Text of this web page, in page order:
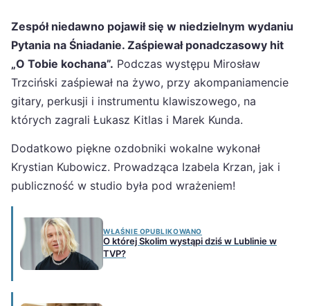
Zespół niedawno pojawił się w niedzielnym wydaniu
Pytania na Śniadanie. Zaśpiewał ponadczasowy hit
„O Tobie kochana”. Podczas występu Mirosław
Trzciński zaśpiewał na żywo, przy akompaniamencie
gitary, perkusji i instrumentu klawiszowego, na
których zagrali Łukasz Kitlas i Marek Kunda.
Dodatkowo piękne ozdobniki wokalne wykonał
Krystian Kubowicz. Prowadząca Izabela Krzan, jak i
publiczność w studio była pod wrażeniem!
WŁAŚNIE OPUBLIKOWANO
O której Skolim wystąpi dziś w Lublinie w
TVP?